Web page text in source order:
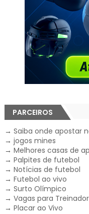
PARCEIROS
→ Saiba onde apostar
→ jogos mines
→ Melhores casas de
→ Palpites de futebol
→ Notícias de futebol
→ Futebol ao vivo
→ Surto Olímpico
→ Vagas para
→ Placar ao Vivo